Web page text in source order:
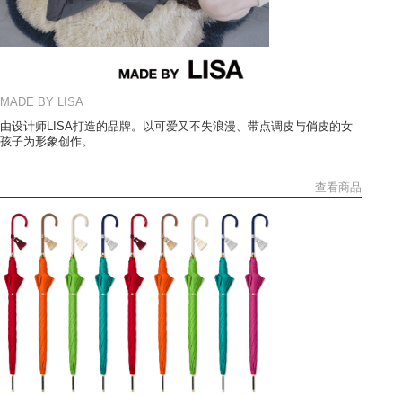
MADE BY LISA
由设计师LISA打造的品牌。以可爱又不失浪漫、带点调皮与俏皮的女
孩子为形象创作。
查看商品